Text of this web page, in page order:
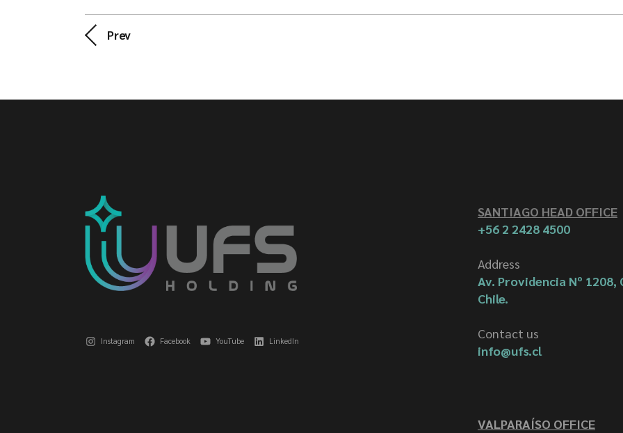
Prev
Instagram Facebook YouTube LinkedIn
SANTIAGO HEAD OFFICE
+56 2 2428 4500
Address
Av. Providencia Nº
Chile.
Contact us
info@ufs.cl
VALPARAÍSO OFFICE